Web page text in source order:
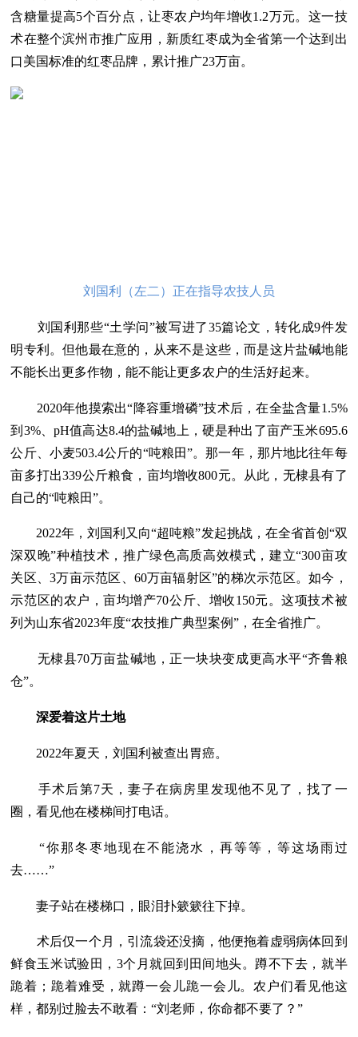
含糖量提高5个百分点，让枣农户均年增收1.2万元。这一技
术在整个滨州市推广应用，新质红枣成为全省第一个达到出
口美国标准的红枣品牌，累计推广23万亩。
刘国利（左二）正在指导农技人员
刘国利那些“土学问”被写进了35篇论文，转化成9件发
明专利。但他最在意的，从来不是这些，而是这片盐碱地能
不能长出更多作物，能不能让更多农户的生活好起来。
2020年他摸索出“降容重增磷”技术后，在全盐含量1.5%
到3%、pH值高达8.4的盐碱地上，硬是种出了亩产玉米695.6
公斤、小麦503.4公斤的“吨粮田”。那一年，那片地比往年每
亩多打出339公斤粮食，亩均增收800元。从此，无棣县有了
自己的“吨粮田”。
2022年，刘国利又向“超吨粮”发起挑战，在全省首创“双
深双晚”种植技术，推广绿色高质高效模式，建立“300亩攻
关区、3万亩示范区、60万亩辐射区”的梯次示范区。如今，
示范区的农户，亩均增产70公斤、增收150元。这项技术被
列为山东省2023年度“农技推广典型案例”，在全省推广。
无棣县70万亩盐碱地，正一块块变成更高水平“齐鲁粮
仓”。
深爱着这片土地
2022年夏天，刘国利被查出胃癌。
手术后第7天，妻子在病房里发现他不见了，找了一
圈，看见他在楼梯间打电话。
“你那冬枣地现在不能浇水，再等等，等这场雨过
去……”
妻子站在楼梯口，眼泪扑簌簌往下掉。
术后仅一个月，引流袋还没摘，他便拖着虚弱病体回到
鲜食玉米试验田，3个月就回到田间地头。蹲不下去，就半
跪着；跪着难受，就蹲一会儿跪一会儿。农户们看见他这
样，都别过脸去不敢看：“刘老师，你命都不要了？”